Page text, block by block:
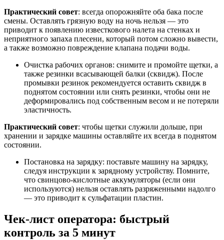
Практический совет: всегда опорожняйте оба бака после
смены. Оставлять грязную воду на ночь нельзя — это
приводит к появлению известкового налета на стенках и
неприятного запаха плесени, который потом сложно вывести,
а также возможно повреждение клапана подачи воды.
Очистка рабочих органов: снимите и промойте щетки, а
также резинки всасывающей балки (сквидж). После
промывки резинок рекомендуется оставить сквидж в
поднятом состоянии или снять резинки, чтобы они не
деформировались под собственным весом и не потеряли
эластичность.
Практический совет: чтобы щетки служили дольше, при
хранении и зарядке машины оставляйте их всегда в поднятом
состоянии.
Постановка на зарядку: поставьте машину на зарядку,
следуя инструкции к зарядному устройству. Помните,
что свинцово-кислотные аккумуляторы (если они
используются) нельзя оставлять разряженными надолго
— это приводит к сульфатации пластин.
Чек-лист оператора: быстрый
контроль за 5 минут